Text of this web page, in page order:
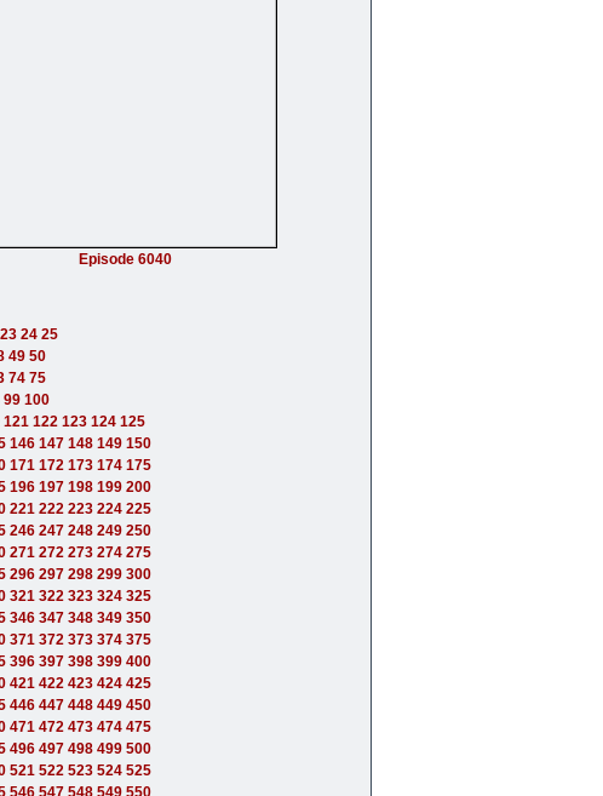
Episode 6040
23 24 25
49 50
74 75
99 100
121 122 123 124 125
146 147 148 149 150
171 172 173 174 175
196 197 198 199 200
221 222 223 224 225
246 247 248 249 250
271 272 273 274 275
296 297 298 299 300
321 322 323 324 325
346 347 348 349 350
371 372 373 374 375
396 397 398 399 400
421 422 423 424 425
446 447 448 449 450
471 472 473 474 475
496 497 498 499 500
521 522 523 524 525
546 547 548 549 550